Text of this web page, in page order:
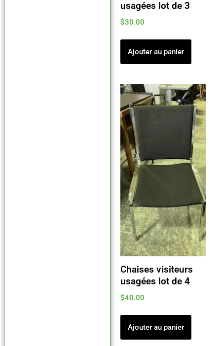
usagées lot de 3
$30.00
Ajouter au panier
Chaises visiteurs
usagées lot de 4
$40.00
Ajouter au panier